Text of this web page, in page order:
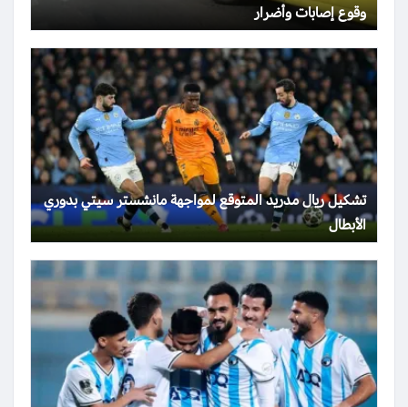
وقوع إصابات وأضرار
تشكيل ريال مدريد المتوقع لمواجهة مانشستر سيتي بدوري
الأبطال